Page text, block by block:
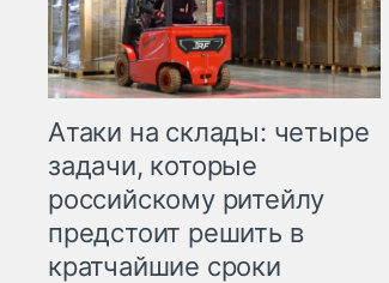
Атаки на склады: четыре
задачи, которые
российскому ритейлу
предстоит решить в
кратчайшие сроки